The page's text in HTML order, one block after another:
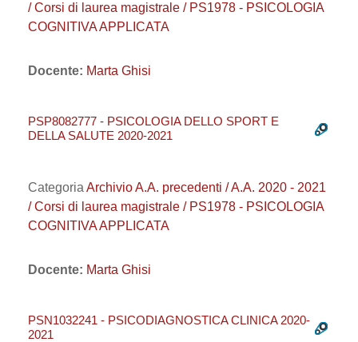
/ Corsi di laurea magistrale / PS1978 - PSICOLOGIA
COGNITIVA APPLICATA
Docente: Marta Ghisi
PSP8082777 - PSICOLOGIA DELLO SPORT E
DELLA SALUTE 2020-2021
Categoria Archivio A.A. precedenti / A.A. 2020 - 2021
/ Corsi di laurea magistrale / PS1978 - PSICOLOGIA
COGNITIVA APPLICATA
Docente: Marta Ghisi
PSN1032241 - PSICODIAGNOSTICA CLINICA 2020-
2021